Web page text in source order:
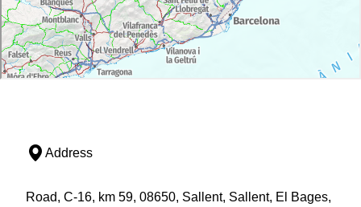
Address
Road, C-16, km 59, 08650, Sallent, Sallent, El Bages,